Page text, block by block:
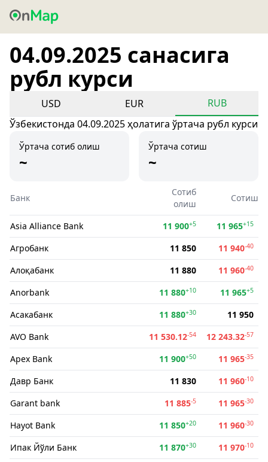
04.09.2025 санасига
рубл курси
USD EUR
RUB
Ўзбекистонда 04.09.2025 ҳолатига ўртача рубл курси
Ўртача сотиб олиш
~
Ўртача сотиш
~
Банк
Сотиб
олиш
Сотиш
Asia Alliance Bank 11 900+5 11 965+15
Агробанк 11 850 11 940-40
Алоқабанк 11 880 11 960-40
Anorbank 11 880+10 11 965+5
Асакабанк 11 880+30
11 950
AVO Bank
11 530.12-54 12 243.32-57
Apex Bank 11 900+50 11 965-35
Давр Банк 11 830 11 960-10
Garant bank 11 885-5 11 965-30
Hayot Bank 11 850+20 11 960-30
Ипак Йўли Банк 11 870+30 11 970-10